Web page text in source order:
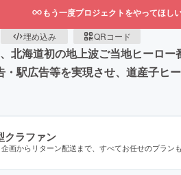
もう一度プロジェクトをやってほし
埋め込み QRコード
北海道初の地上波ご当地ヒーロ
駅広告等を実現させ、道産子ヒ
クラファン
画からリターン配送まで、すべてお任せのプラン